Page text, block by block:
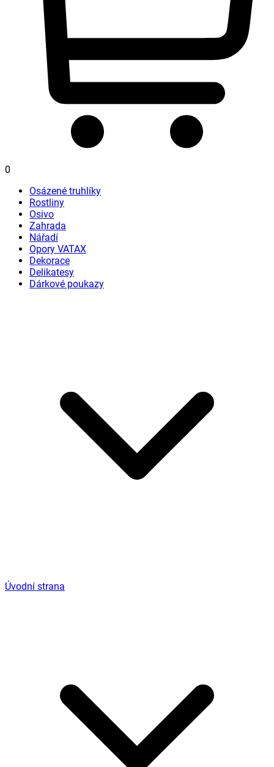
0
Osázené truhlíky
Rostliny
Osivo
Zahrada
Nářadí
Opory VATAX
Dekorace
Delikatesy
Dárkové poukazy
Úvodní strana